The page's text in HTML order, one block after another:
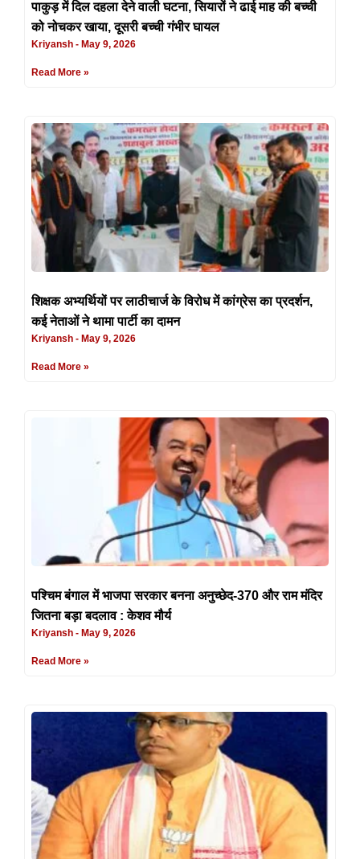
पाकुड़ में दिल दहला देने वाली घटना, सियारों ने ढाई माह की बच्ची
को नोचकर खाया, दूसरी बच्ची गंभीर घायल
Kriyansh May 9, 2026
Read More »
शिक्षक अभ्यर्थियों पर लाठीचार्ज के विरोध में कांग्रेस का प्रदर्शन,
कई नेताओं ने थामा पार्टी का दामन
Kriyansh May 9, 2026
Read More »
पश्चिम बंगाल में भाजपा सरकार बनना अनुच्छेद-370 और राम मंदिर
जितना बड़ा बदलाव : केशव मौर्य
Kriyansh May 9, 2026
Read More »